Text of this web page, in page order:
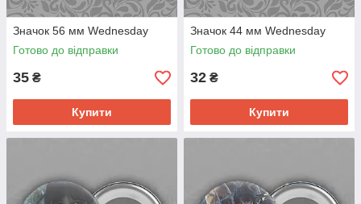
Значок 56 мм Wednesday
Готово до відправки
35 ₴
Купити
Значок 44 мм Wednesday
Готово до відправки
32 ₴
Купити